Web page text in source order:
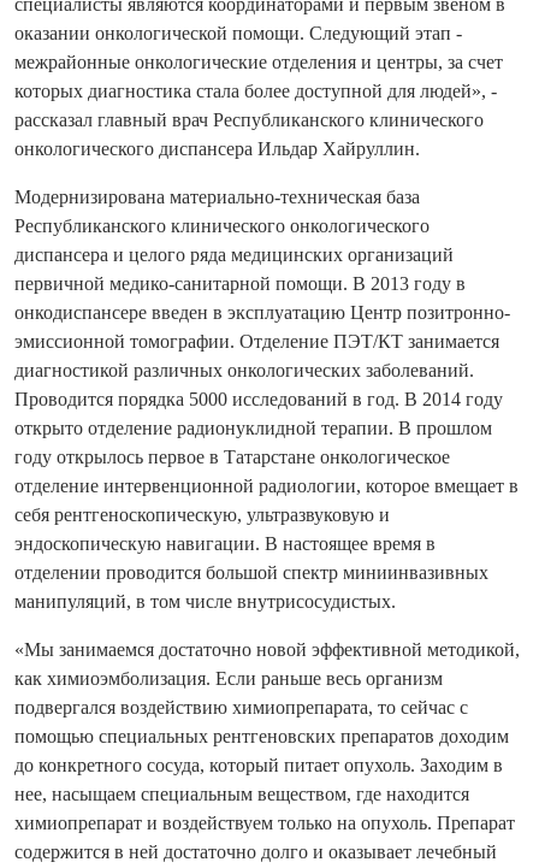
оказании онкологической помощи. Следующий этап -
межрайонные онкологические отделения и центры, за счет
которых диагностика стала более доступной для людей», -
рассказал главный врач Республиканского клинического
онкологического диспансера Ильдар Хайруллин.
Модернизирована материально-техническая база
Республиканского клинического онкологического
диспансера и целого ряда медицинских организаций
первичной медико-санитарной помощи. В 2013 году в
онкодиспансере введен в эксплуатацию Центр позитронно-
эмиссионной томографии. Отделение ПЭТ/КТ занимается
диагностикой различных онкологических заболеваний.
Проводится порядка 5000 исследований в год. В 2014 году
открыто отделение радионуклидной терапии. В прошлом
году открылось первое в Татарстане онкологическое
отделение интервенционной радиологии, которое вмещает в
себя рентгеноскопическую, ультразвуковую и
эндоскопическую навигации. В настоящее время в
отделении проводится большой спектр миниинвазивных
манипуляций, в том числе внутрисосудистых.
«Мы занимаемся достаточно новой эффективной методикой,
как химиоэмболизация. Если раньше весь организм
подвергался воздействию химиопрепарата, то сейчас с
помощью специальных рентгеновских препаратов доходим
до конкретного сосуда, который питает опухоль. Заходим в
нее, насыщаем специальным веществом, где находится
химиопрепарат и воздействуем только на опухоль. Препарат
содержится в ней достаточно долго и оказывает лечебный